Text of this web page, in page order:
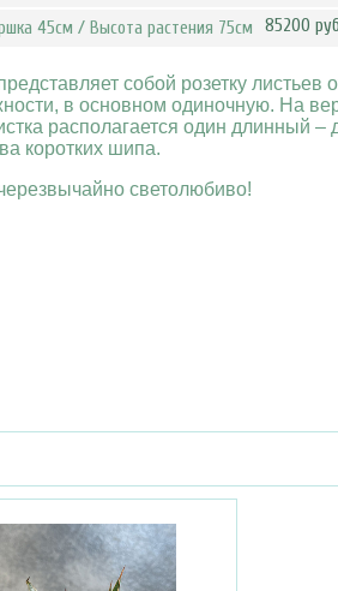
45см / Высота растения 75см
85200 руб
собой розетку листьев
в основном одиночную. На
располагается один длинный –
коротких шипа.
светолюбиво!